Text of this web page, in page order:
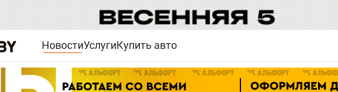
НовостиУслугиКупить авто